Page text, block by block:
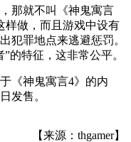
那就不叫《神鬼寓言
样做，而且游戏中设有
犯罪地点来逃避惩罚。
的特征，这非常公平。
《神鬼寓言4》的内
发售。
【来源：thgamer】